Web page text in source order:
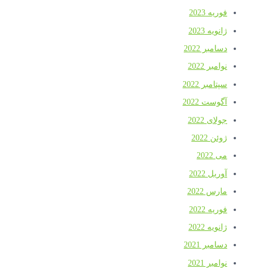
فوریه 2023
ژانویه 2023
دسامبر 2022
نوامبر 2022
سپتامبر 2022
آگوست 2022
جولای 2022
ژوئن 2022
می 2022
آوریل 2022
مارس 2022
فوریه 2022
ژانویه 2022
دسامبر 2021
نوامبر 2021